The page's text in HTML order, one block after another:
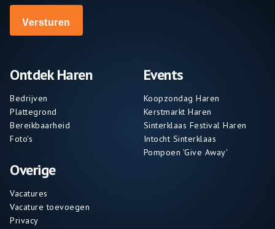
Ontdek Haren
Bedrijven
Plattegrond
Bereikbaarheid
Foto's
Overige
Vacatures
Vacature toevoegen
Privacy
Events
Koopzondag Haren
Kerstmarkt Haren
Sinterklaas Festival Haren
Intocht Sinterklaas
Pompoen 'Give Away'